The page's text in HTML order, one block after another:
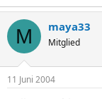
M maya33
Mitglied
11 Juni 2004